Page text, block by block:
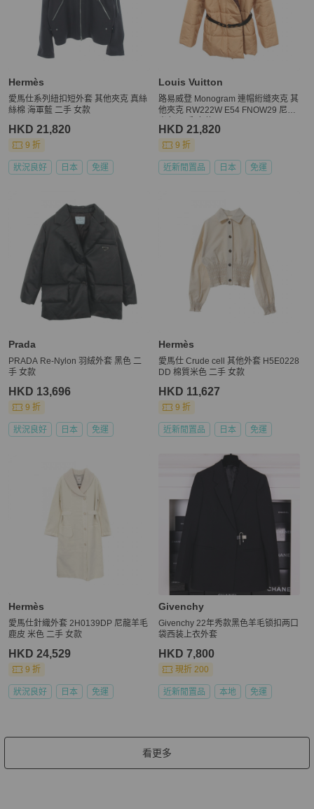
Hermès
愛馬仕系列紐扣短外套 其他夾克 真絲
絲棉 海軍藍 二手 女款
HKD 21,820
9 折
狀況良好 日本 免運
Louis Vuitton
路易威登 Monogram 連帽絎縫夾克 其
他夾克 RW222W E54 FNOW29 尼龍
HKD 21,820
9 折
近新閒置品 日本 免運
Prada
PRADA Re-Nylon 羽絨外套 黑色 二
手 女款
HKD 13,696
9 折
狀況良好 日本 免運
Hermès
愛馬仕 Crude cell 其他外套 H5E0228
DD 棉質米色 二手 女款
HKD 11,627
9 折
近新閒置品 日本 免運
Hermès
愛馬仕針織外套 2H0139DP 尼龍羊毛
鹿皮 米色 二手 女款
HKD 24,529
9 折
狀況良好 日本 免運
Givenchy
Givenchy 22年秀款黑色羊毛锁扣两口
袋西装上衣外套
HKD 7,800
現折 200
近新閒置品 本地 免運
看更多